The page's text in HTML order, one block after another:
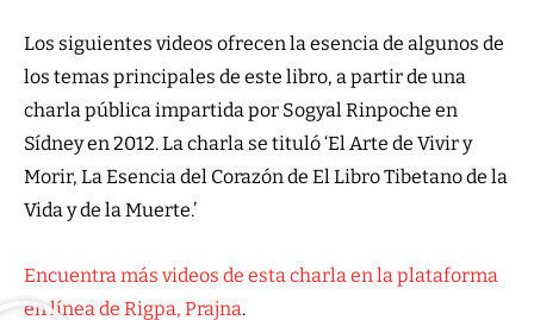
Los siguientes videos ofrecen la esencia de algunos de
los temas principales de este libro, a partir de una
charla pública impartida por Sogyal Rinpoche en
Sídney en 2012. La charla se tituló ‘El Arte de Vivir y
Morir, La Esencia del Corazón de El Libro Tibetano de la
Vida y de la Muerte.’
Encuentra más videos de esta charla en la plataforma
en línea de Rigpa, Prajna.